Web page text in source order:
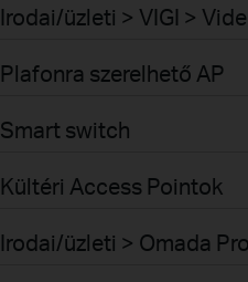
Irodai/üzleti > VIGI >
Plafonra szerelhető AP
Smart switch
Kültéri Access Pointok
Irodai/üzleti > Omada